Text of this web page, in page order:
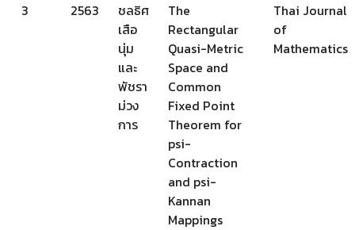
3 2563
ชลธิศ
เสือ
นุ่ม
และ
พัชรา
ม่วง
การ
The
Rectangular
Quasi-Metric
Space and
Common
Fixed Point
Theorem for
psi-
Contraction
and psi-
Kannan
Mappings
Thai Journal
of
Mathematics